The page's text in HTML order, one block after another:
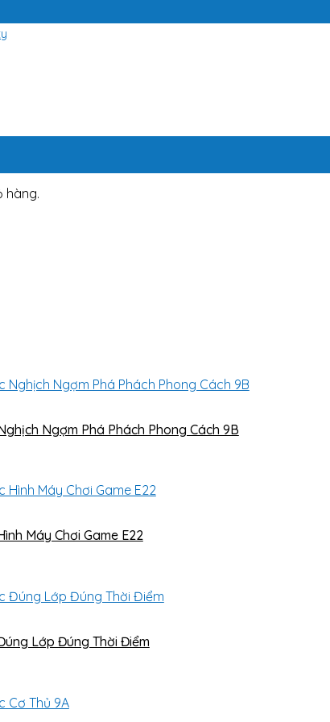
hàng.
Ngợm Phá Phách Phong Cách 9B
Máy Chơi Game E22
Lớp Đúng Thời Điểm